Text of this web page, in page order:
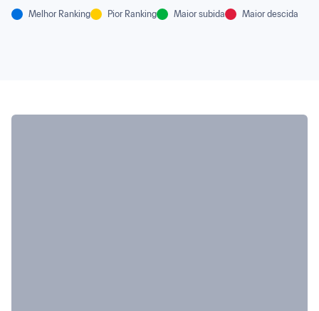
Melhor Ranking Pior Ranking Maior subida Maior descida